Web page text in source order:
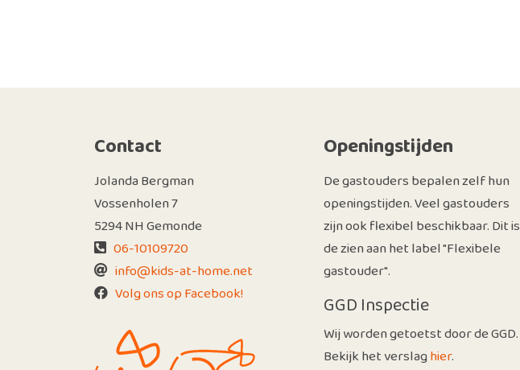
Contact
Jolanda Bergman
Vossenholen 7
5294 NH Gemonde
06-10109720
info@kids-at-home.net
Volg ons op Facebook!
Openingstijden
De gastouders bepalen zelf hun
openingstijden. Veel gastouders
zijn ook flexibel beschikbaar. Dit is
de zien aan het label "Flexibele
gastouder".
GGD Inspectie
Wij worden getoetst door de GGD.
Bekijk het verslaghier.